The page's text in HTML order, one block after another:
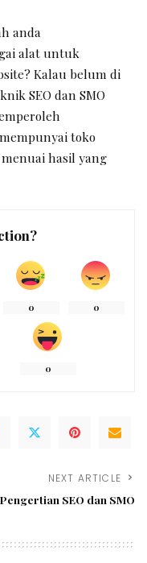
anda
alat untuk
Kalau belum di
SEO dan SMO
toko
hasil yang
0 0
0
NEXT ARTICLE
Pengertian SEO dan SMO